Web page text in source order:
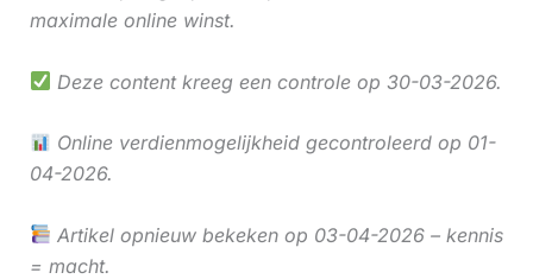
maximale online winst.
Deze content kreeg een controle op 30-03-2026.
Online verdienmogelijkheid gecontroleerd op 01-
04-2026.
Artikel opnieuw bekeken op 03-04-2026 – kennis
= macht.